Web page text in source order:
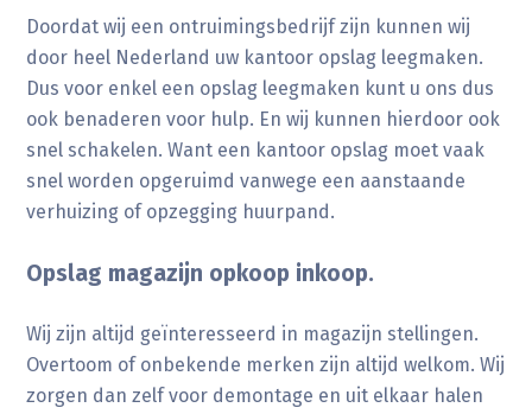
Doordat wij een ontruimingsbedrijf zijn kunnen wij
door heel Nederland uw kantoor opslag leegmaken.
Dus voor enkel een opslag leegmaken kunt u ons dus
ook benaderen voor hulp. En wij kunnen hierdoor ook
snel schakelen. Want een kantoor opslag moet vaak
snel worden opgeruimd vanwege een aanstaande
verhuizing of opzegging huurpand.
Opslag magazijn opkoop inkoop.
Wij zijn altijd geïnteresseerd in magazijn stellingen.
Overtoom of onbekende merken zijn altijd welkom. Wij
zorgen dan zelf voor demontage en uit elkaar halen